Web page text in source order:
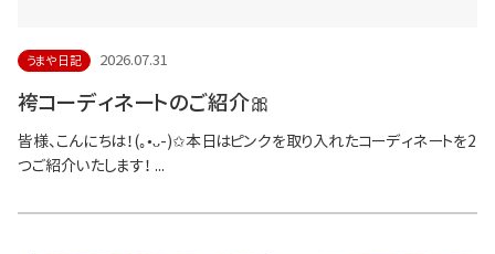
うまや日記 2026.07.31
袴コーディネートのご紹介🎀
皆様、こんにちは！(｡•ᴗ-)✩本日はピンクを取り入れたコーディネートを2
つご紹介いたします！ ...